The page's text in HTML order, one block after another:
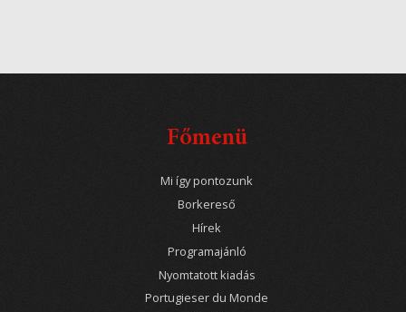
Főmenü
Mi így pontozunk
Borkereső
Hírek
Programajánló
Nyomtatott kiadás
Portugieser du Monde